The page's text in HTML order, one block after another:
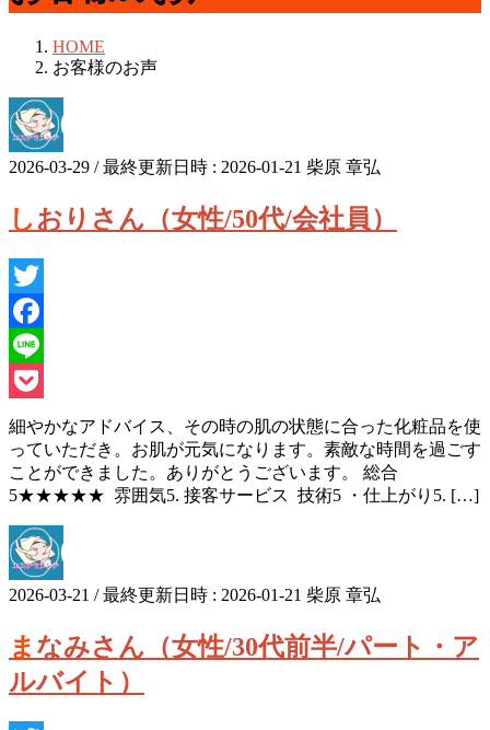
HOME
お客様のお声
2026-03-29 / 最終更新日時 : 2026-01-21 柴原 章弘
しおりさん（女性/50代/会社員）
Twitter
Facebook
Line
Pocket
細やかなアドバイス、その時の肌の状態に合った化粧品を使
っていただき。お肌が元気になります。素敵な時間を過ごす
ことができました。ありがとうございます。 総合
5★★★★★ 雰囲気5. 接客サービス 技術5 ・仕上がり5. […]
2026-03-21 / 最終更新日時 : 2026-01-21 柴原 章弘
まなみさん（女性/30代前半/パート・ア
ルバイト）